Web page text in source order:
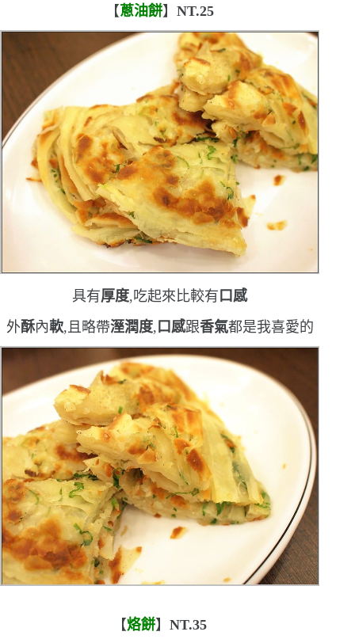
【蔥油餅】NT.25
具有厚度,吃起來比較有 口感
外酥內軟,且略帶溼潤度, 口感跟香氣都是我喜愛的
【烙餅】NT.35